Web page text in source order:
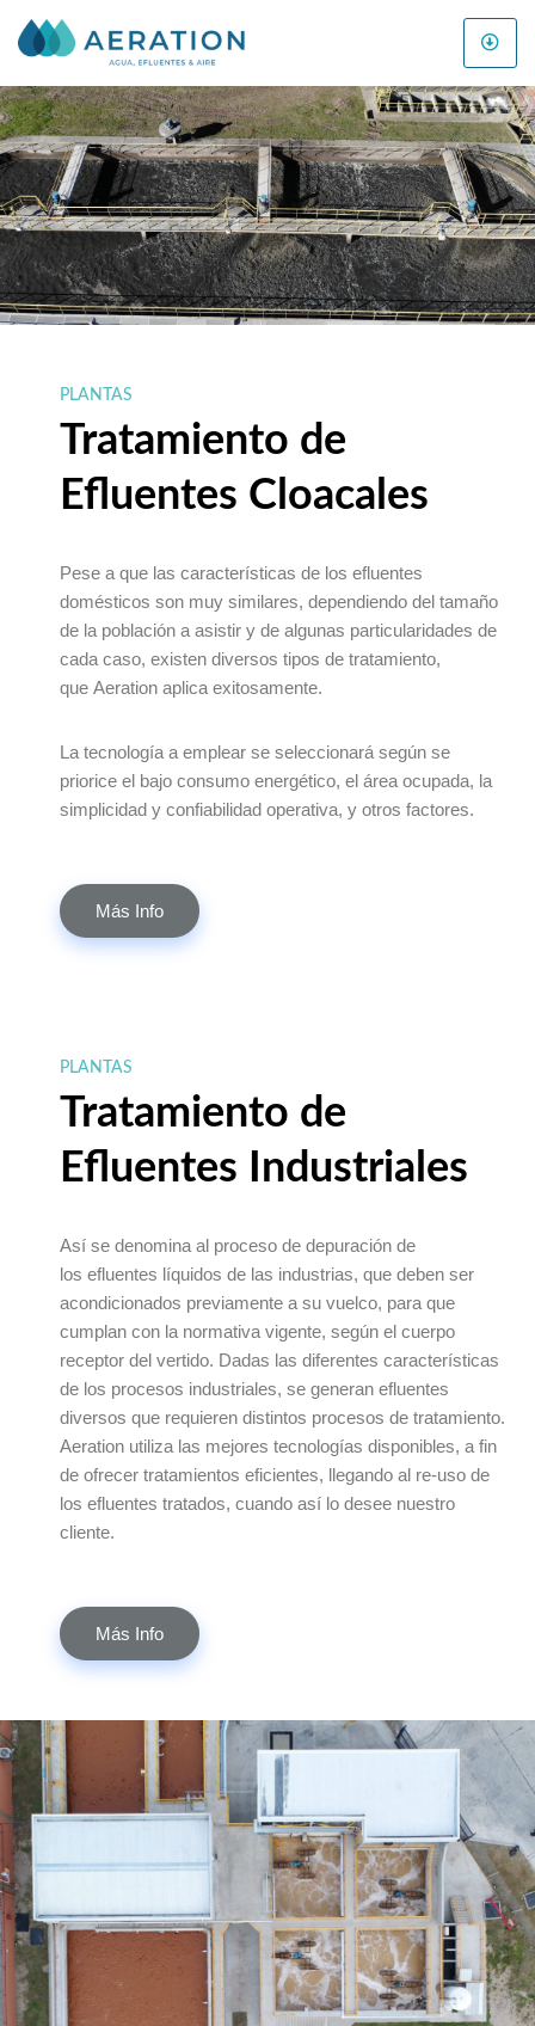
Skip
to
content
PLANTAS
Tratamiento de
Efluentes Cloacales
Pese a que las características de los efluentes
domésticos son muy similares, dependiendo del tamaño
de la población a asistir y de algunas particularidades de
cada caso, existen diversos tipos de tratamiento,
que Aeration aplica exitosamente.
La tecnología a emplear se seleccionará según se
priorice el bajo consumo energético, el área ocupada, la
simplicidad y confiabilidad operativa, y otros factores.
Más Info
PLANTAS
Tratamiento de
Efluentes Industriales
Así se denomina al proceso de depuración de
los efluentes líquidos de las industrias, que deben ser
acondicionados previamente a su vuelco, para que
cumplan con la normativa vigente, según el cuerpo
receptor del vertido. Dadas las diferentes características
de los procesos industriales, se generan efluentes
diversos que requieren distintos procesos de tratamiento.
Aeration utiliza las mejores tecnologías disponibles, a fin
de ofrecer tratamientos eficientes, llegando al re-uso de
los efluentes tratados, cuando así lo desee nuestro
cliente.
Más Info